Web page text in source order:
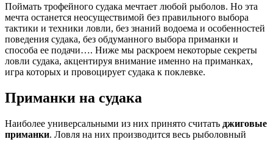
Поймать трофейного судака мечтает любой рыболов. Но эта
мечта останется неосуществимой без правильного выбора
тактики и техники ловли, без знаний водоема и особенностей
поведения судака, без обдуманного выбора приманки и
способа ее подачи…. Ниже мы раскроем некоторые секреты
ловли судака, акцентируя внимание именно на приманках,
игра которых и провоцирует судака к поклевке.
Приманки на судака
Наиболее универсальными из них принято считать джиговые
приманки. Ловля на них производится весь рыболовный